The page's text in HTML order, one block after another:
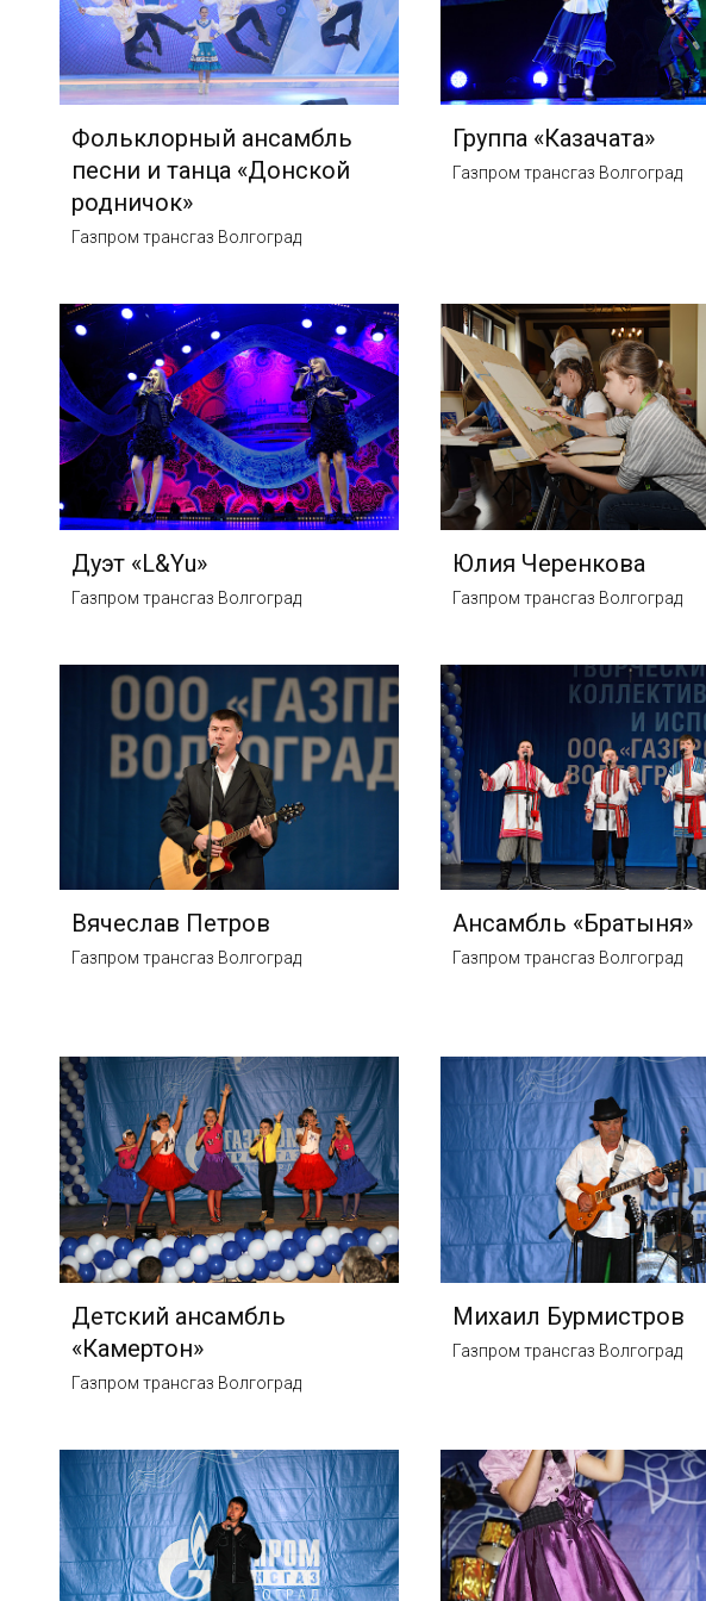
Фольклорный ансамбль
песни и танца «Донской
родничок»
Газпром трансгаз Волгоград
Группа «Казачата»
Газпром трансгаз Волгоград
Дуэт «L&Yu»
Газпром трансгаз Волгоград
Юлия Черенкова
Газпром трансгаз Волгоград
Вячеслав Петров
Газпром трансгаз Волгоград
Ансамбль «Братыня»
Газпром трансгаз Волгоград
Детский ансамбль
«Камертон»
Газпром трансгаз Волгоград
Михаил Бурмистров
Газпром трансгаз Волгоград